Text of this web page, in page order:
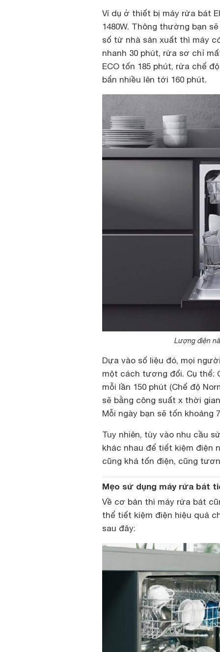
Ví dụ ở thiết bị máy rửa bát
1480W. Thông thường bạn
số từ nhà sản xuất thì máy
nhanh 30 phút, rửa sơ chỉ
ECO tốn 185 phút, rửa chế
bẩn nhiều lên tới 160 phút.
Lượng điện
Dựa vào số liệu đó, mọi
một cách tương đối. Cụ thể:
mỗi lần 150 phút (Chế độ
sẽ bằng công suất x thời
Mỗi ngày bạn sẽ tốn khoảng
Tuy nhiên, tùy vào nhu cầu
khác nhau để tiết kiệm điện
cũng khá tốn điện, cũng
Mẹo sử dụng máy rửa bát
Về cơ bản thì máy rửa bát
thể tiết kiệm điện hiệu quả
sau đây: